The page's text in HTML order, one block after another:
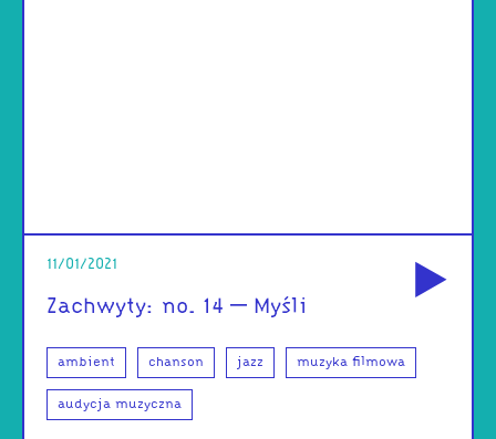
11/01/2021
Zachwyty: no. 14 – Myśli
ambient chanson jazz muzyka filmowa
audycja muzyczna